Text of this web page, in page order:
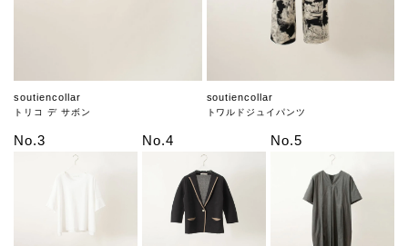
soutiencollar
トリコ デ サボン
soutiencollar
トワルドジュイパンツ
No.3 No.4 No.5